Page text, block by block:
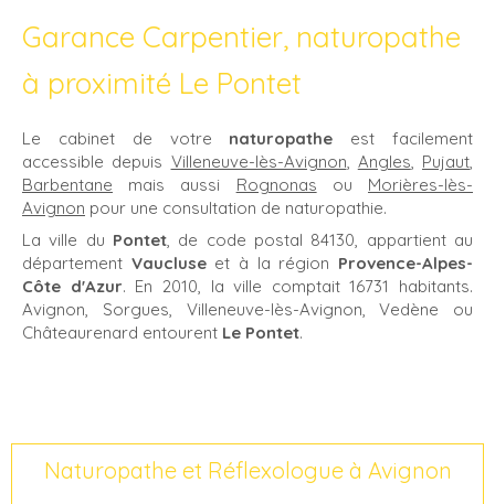
Garance Carpentier, naturopathe
à proximité Le Pontet
Le cabinet de votre naturopathe est facilement
accessible depuis Villeneuve-lès-Avignon, Angles, Pujaut,
Barbentane mais aussi Rognonas ou Morières-lès-
Avignon pour une consultation de naturopathie.
La ville du Pontet, de code postal 84130, appartient au
département Vaucluseet à la région Provence-Alpes-
Côte d'Azur. En 2010, la ville comptait 16731 habitants.
Avignon, Sorgues, Villeneuve-lès-Avignon, Vedène ou
Châteaurenard entourent Le Pontet.
Naturopathe et Réflexologue à Avignon